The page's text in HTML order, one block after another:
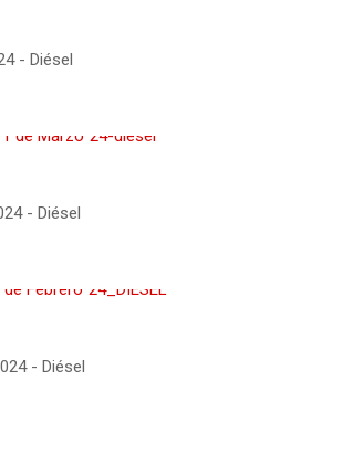
- Diésel
- Diésel
- Diésel